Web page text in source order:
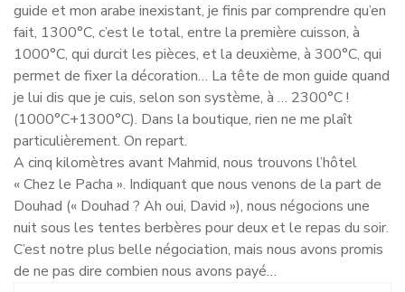
guide et mon arabe inexistant, je finis par comprendre qu’en
fait, 1300°C, c’est le total, entre la première cuisson, à
1000°C, qui durcit les pièces, et la deuxième, à 300°C, qui
permet de fixer la décoration… La tête de mon guide quand
je lui dis que je cuis, selon son système, à … 2300°C !
(1000°C+1300°C). Dans la boutique, rien ne me plaît
particulièrement. On repart.
A cinq kilomètres avant Mahmid, nous trouvons l’hôtel
« Chez le Pacha ». Indiquant que nous venons de la part de
Douhad (« Douhad ? Ah oui, David »), nous négocions une
nuit sous les tentes berbères pour deux et le repas du soir.
C’est notre plus belle négociation, mais nous avons promis
de ne pas dire combien nous avons payé…